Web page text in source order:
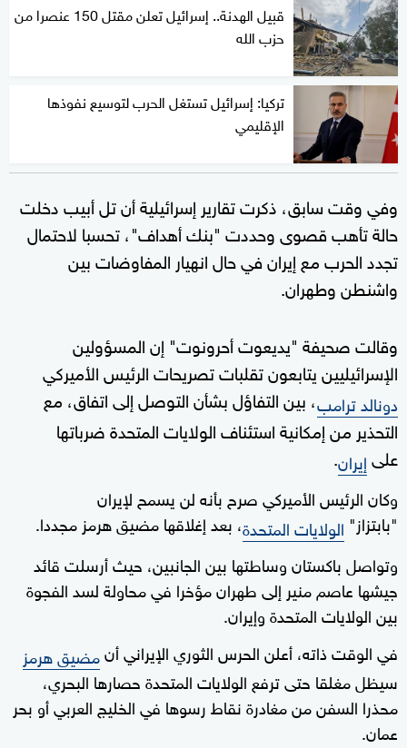
قبيل الهدنة.. إسرائيل تعلن مقتل 150 عنصرا من
حزب الله
تركيا: إسرائيل تستغل الحرب لتوسيع نفوذها
الإقليمي
وفي وقت سابق، ذكرت تقارير إسرائيلية أن تل أبيب دخلت
حالة تأهب قصوى وحددت "بنك أهداف"، تحسبا لاحتمال
تجدد الحرب مع إيران في حال انهيار المفاوضات بين
واشنطن وطهران.
وقالت صحيفة "يديعوت أحرونوت" إن المسؤولين
الإسرائيليين يتابعون تقلبات تصريحات الرئيس الأميركي
دونالد ترامب، بين التفاؤل بشأن التوصل إلى اتفاق، مع
التحذير من إمكانية استئناف الولايات المتحدة ضرباتها
علىإيران.
وكان الرئيس الأميركي صرح بأنه لن يسمح لإيران
"بابتزاز" الولايات المتحدة، بعد إغلاقها مضيق هرمز مجددا.
وتواصل باكستان وساطتها بين الجانبين، حيث أرسلت قائد
جيشها عاصم منير إلى طهران مؤخرا في محاولة لسد الفجوة
بين الولايات المتحدة وإيران.
في الوقت ذاته، أعلن الحرس الثوري الإيراني أنمضيق هرمز
سيظل مغلقا حتى ترفع الولايات المتحدة حصارها البحري،
محذرا السفن من مغادرة نقاط رسوها في الخليج العربي أو بحر
عمان.